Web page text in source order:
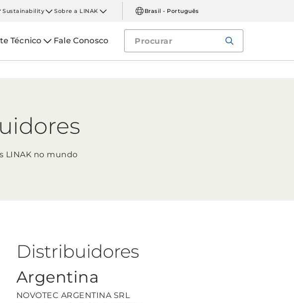
Sustainability Sobre a LINAK Brasil - Português
Técnico Fale Conosco
LINAK no mundo
Distribuidores
Argentina
NOVOTEC ARGENTINA SRL